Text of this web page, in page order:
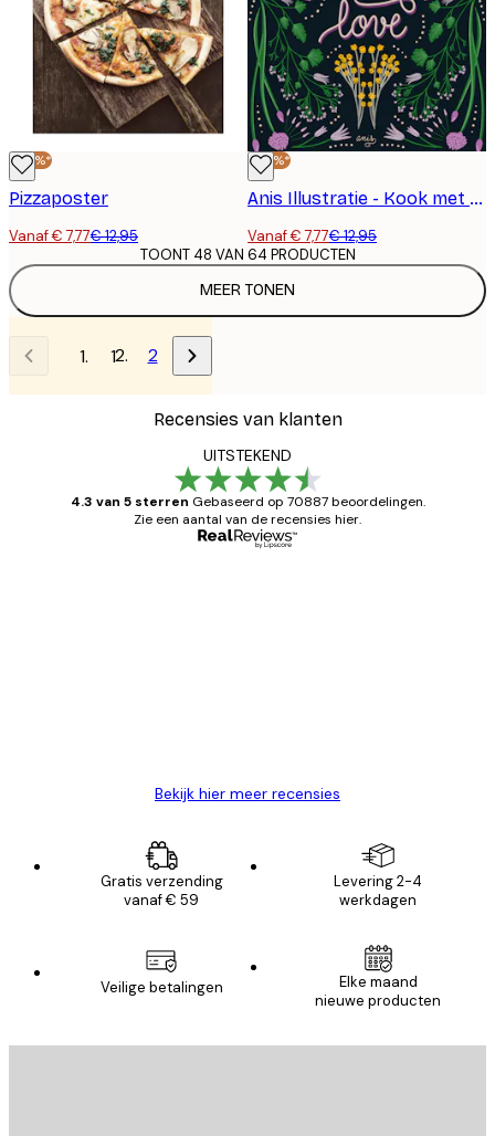
-40%*
Pizzaposter
Vanaf € 7,77€ 12,95
-40%*
Anis Illustratie - Kook met Liefde Poster
Vanaf € 7,77€ 12,95
MEER TONEN
TOONT 48 VAN 64 PRODUCTEN
1 2
Recensies van klanten
UITSTEKEND
4.3 van 5 sterren Gebaseerd op 70887 beoordelingen.
Zie een aantal van de recensies hier.
Bekijk hier meer recensies
Gratis verzending
vanaf € 59
Levering 2-4
werkdagen
Veilige betalingen
Elke maand
nieuwe producten